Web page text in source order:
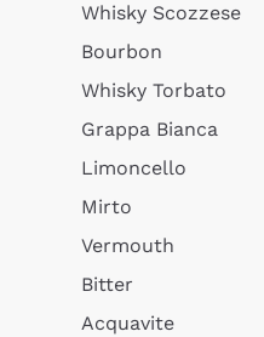
Whisky Scozzese
Bourbon
Whisky Torbato
Grappa Bianca
Limoncello
Mirto
Vermouth
Bitter
Acquavite